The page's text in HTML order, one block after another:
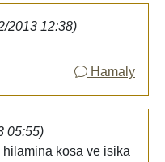
2013 12:38)
Hamaly
05:55)
hilamina kosa ve isika